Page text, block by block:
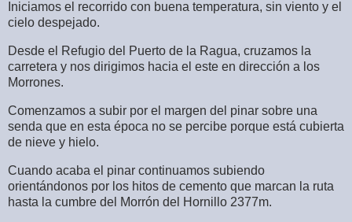
Iniciamos el recorrido con buena temperatura, sin viento y el
cielo despejado.
Desde el Refugio del Puerto de la Ragua, cruzamos la
carretera y nos dirigimos hacia el este en dirección a los
Morrones.
Comenzamos a subir por el margen del pinar sobre una
senda que en esta época no se percibe porque está cubierta
de nieve y hielo.
Cuando acaba el pinar continuamos subiendo
orientándonos por los hitos de cemento que marcan la ruta
hasta la cumbre del Morrón del Hornillo 2377m.